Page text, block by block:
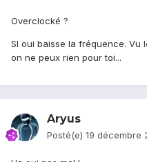
Overclocké ?
SI oui baisse la fréquence. Vu
on ne peux rien pour toi...
Aryus
Posté(e) 19 décembre